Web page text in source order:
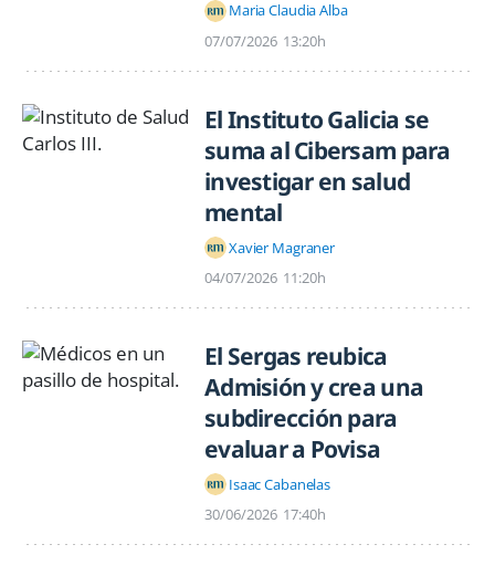
Maria Claudia Alba
07/07/2026 13:20h
El Instituto Galicia se
suma al Cibersam para
investigar en salud
mental
Xavier Magraner
04/07/2026 11:20h
El Sergas reubica
Admisión y crea una
subdirección para
evaluar a Povisa
Isaac Cabanelas
30/06/2026 17:40h